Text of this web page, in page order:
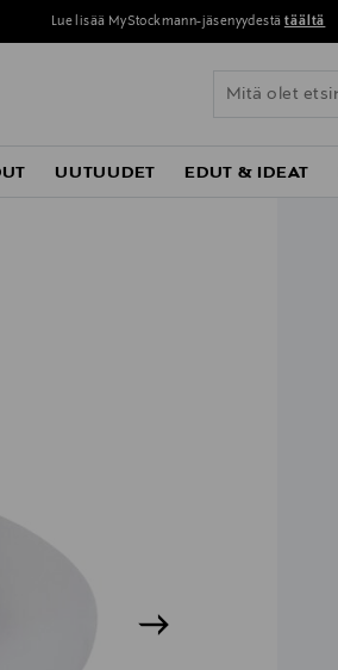
Lue lisää MyStockmann-jäsenyydestä täältä
UUTUUDET EDUT & IDEAT